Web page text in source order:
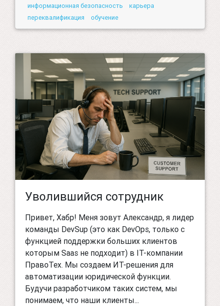
информационная безопасность
карьера
переквалификация
обучение
Уволившийся сотрудник
Привет, Хабр! Меня зовут Александр, я лидер
команды DevSup (это как DevOps, только с
функцией поддержки больших клиентов
которым Saas не подходит) в IT-компании
ПравоТех. Мы создаем ИТ-решения для
автоматизации юридической функции.
Будучи разработчиком таких систем, мы
понимаем, что наши клиенты...